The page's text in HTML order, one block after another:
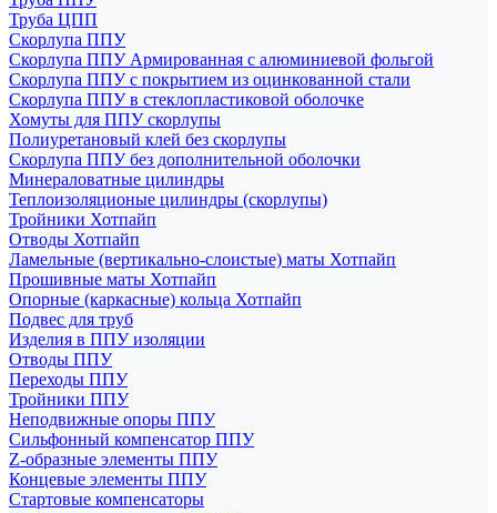
Труба ЦПП
Скорлупа ППУ
Скорлупа ППУ Армированная с алюминиевой фольгой
Скорлупа ППУ с покрытием из оцинкованной стали
Скорлупа ППУ в стеклопластиковой оболочке
Хомуты для ППУ скорлупы
Полиуретановый клей без скорлупы
Скорлупа ППУ без дополнительной оболочки
Минераловатные цилиндры
Теплоизоляционые цилиндры (скорлупы)
Тройники Хотпайп
Отводы Хотпайп
Ламельные (вертикально-слоистые) маты Хотпайп
Прошивные маты Хотпайп
Опорные (каркасные) кольца Хотпайп
Подвес для труб
Изделия в ППУ изоляции
Отводы ППУ
Переходы ППУ
Тройники ППУ
Неподвижные опоры ППУ
Cильфонный компенсатор ППУ
Z-образные элементы ППУ
Концевые элементы ППУ
Стартовые компенсаторы